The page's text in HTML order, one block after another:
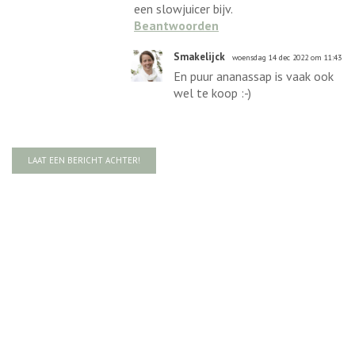
een slowjuicer bijv.
Beantwoorden
Smakelijck woensdag 14 dec 2022 om 11:43
En puur ananassap is vaak ook
wel te koop :-)
LAAT EEN BERICHT ACHTER!